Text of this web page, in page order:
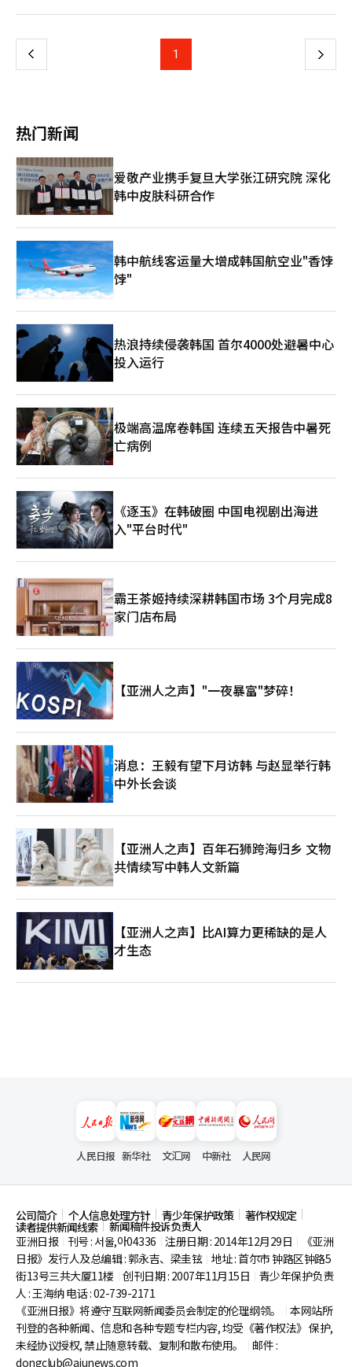
大规模更新‘NEXT剑灵：革命’。展示会上，开发公司
Netmarble的郑承焕事业本部长出席，介绍了更新的方向和主要
标的表现。 实时光照技术也得到了应用。光线自然地反射在墙壁
和地面上，阴影和黑暗空间的表现得到了立体化的改善，从而提升
了整体空间感。Netmarble表示，更新不仅仅是简单的图形改
善，更是将原作的情感在现代移动环境中重新实现的重点。 柳在
成Netmarble FNC导演表示：“在准备NEXT更新时，我们专注于
两个目标：第一是通过引擎升级实现视觉创新，第二是将原作的乐
趣更好地融入到移动游戏中，进一步进化。” 根据用户意见，新
增了新的体型。新体型‘长身林族’在保留原有林族可爱娇小魅力
的同时，满足了用户对更成熟和修长比例的需求。耳朵和尾巴的自
定义选项也得到了扩展。 新职业‘幻术师’也已公开。幻术师与
以强大武功为中心的现有职业不同，利用幻觉和干扰进行战斗。通
过在周围洒下星星，并使用幻术使自己看起来像星星，来躲避敌人
的攻击，然后在意想不到的位置瞬间发起攻击。 幻术师利用延迟
改变以无敌连击为中心的战斗元。 新服务器‘唯一无二’也将开
放。为了让新用户和回归用户能够快速加入核心内容，将提供装备
支持全套和成长指南。同时，还将提供获得最高等级神话装备的机
会。 Netmarble还公开了2026年的更新路线图。第二季度将推出
首个神话 dungeon‘猛毒的花园’、职业变更权的改善以及PvE
内容‘试炼之塔’。第三季度将更新新职业‘龙骑士’，并推出首
个独特等级‘鬼天’装备和新鬼天武器。同时也将进行血风之地的
改善工作。 第四季度将计划推出新职业和服务8周年纪念活动及更
新，并展示《剑灵：革命》的新区域和剧情。 Netmarble在更新
之前正在特设网站进行预约。参与的用户将获得+10强化的闪耀古
代装备全套、100%古代强化成功券、100%古代损坏恢复券和特
别面部装饰图案‘NEXT Vision’。 此次更新在长期服务游戏的技
术性重塑方面具有重要意义。引擎更换是一项开发负担较大的工
作，但在图形质量、内容扩展性和新用户引入方面都可以期待效
果。此外，结合新服务器和成长支持，降低了回归用户的进入门
槛。 未来的关键在于虚幻引擎5转换后的实际游戏优化和新内容的
性、战斗操作感、成长速度等因素也对用户满意度产生重大影响。
Netmarble能否通过此次‘NEXT’更新同时吸引现有用户和新、
回归用户，值得关注。※ 本报道经人工智能（AI）系统翻译与编
辑。
上 1 下
热门新闻
爱敬产业携手复旦大学张江研究院 深化
韩中皮肤科研合作
韩中航线客运量大增成韩国航空业"香饽
饽"
热浪持续侵袭韩国 首尔4000处避暑中心
投入运行
极端高温席卷韩国 连续五天报告中暑死
亡病例
《逐玉》在韩破圈 中国电视剧出海进
入"平台时代"
霸王茶姬持续深耕韩国市场 3个月完成8
家门店布局
【亚洲人之声】"一夜暴富"梦碎！
消息：王毅有望下月访韩 与赵显举行韩
中外长会谈
【亚洲人之声】百年石狮跨海归乡 文物
共情续写中韩人文新篇
【亚洲人之声】比AI算力更稀缺的是人
才生态
人民日报 新华社 文汇网 中新社 人民网
公司简介 个人信息处理方针 青少年保护政策 著作权规定
读者提供新闻线索
新闻稿件投诉负责人
亚洲日报
刊号 : 서울,아04336 注册日期 : 2014年12月29日
《亚洲
日报》发行人及总编辑 : 郭永吉、梁圭铉 地址 : 首尔市钟路区钟路5
街13号三共大厦11楼 创刊日期 : 2007年11月15日
青少年保护负责
人 : 王海纳 电话 : 02-739-2171
《亚洲日报》将遵守互联网新闻委员会制定的伦理纲领。
本网站所
刊登的各种新闻、信息和各种专题专栏内容, 均受《著作权法》 保护,
未经协议授权, 禁止随意转载、复制和散布使用。
邮件 :
dongclub@ajunews.com